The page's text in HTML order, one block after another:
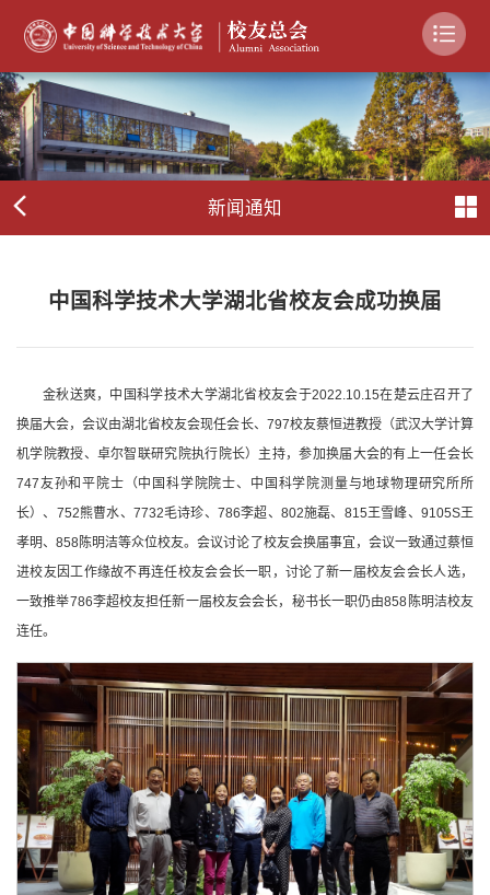
新闻通知
中国科学技术大学湖北省校友会成功换届
金秋送爽，中国科学技术大学湖北省校友会于2022.10.15在楚云庄召开了
换届大会，会议由湖北省校友会现任会长、797校友蔡恒进教授（武汉大学计算
机学院教授、卓尔智联研究院执行院长）主持，参加换届大会的有上一任会长
747友孙和平院士（中国科学院院士、中国科学院测量与地球物理研究所所
长）、752熊曹水、7732毛诗珍、786李超、802施磊、815王雪峰、9105S王
孝明、858陈明洁等众位校友。会议讨论了校友会换届事宜，会议一致通过蔡恒
进校友因工作缘故不再连任校友会会长一职，讨论了新一届校友会会长人选，
一致推举786李超校友担任新一届校友会会长，秘书长一职仍由858陈明洁校友
连任。